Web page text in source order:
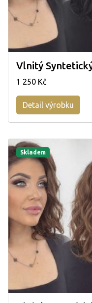
Vlnitý
1 250 Kč
Detail výrobku
Skladem